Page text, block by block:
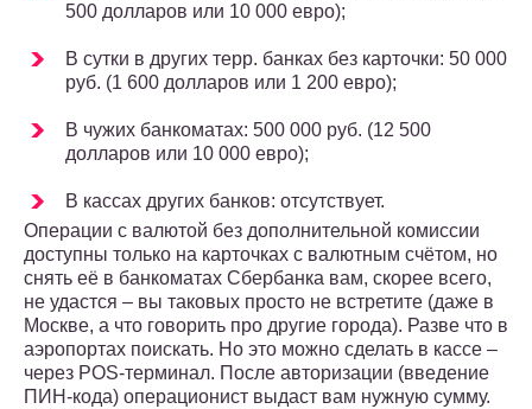
500 долларов или 10 000 евро);
В сутки в других терр. банках без карточки: 50 000
руб. (1 600 долларов или 1 200 евро);
В чужих банкоматах: 500 000 руб. (12 500
долларов или 10 000 евро);
В кассах других банков: отсутствует.
Операции с валютой без дополнительной комиссии
доступны только на карточках с валютным счётом, но
снять её в банкоматах Сбербанка вам, скорее всего,
не удастся – вы таковых просто не встретите (даже в
Москве, а что говорить про другие города). Разве что в
аэропортах поискать. Но это можно сделать в кассе –
через POS-терминал. После авторизации (введение
ПИН-кода) операционист выдаст вам нужную сумму.